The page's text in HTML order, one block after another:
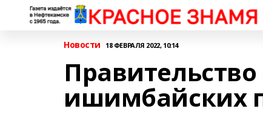
Новости 18 ФЕВРАЛЯ 2022, 10:14
ишимбайских